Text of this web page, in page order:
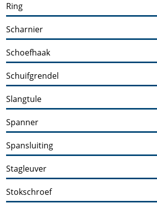
Ring
Scharnier
Schoefhaak
Schuifgrendel
Slangtule
Spanner
Spansluiting
Stagleuver
Stokschroef